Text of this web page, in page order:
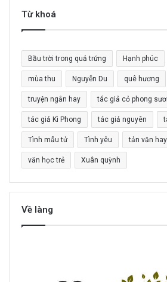
Từ khoá
Bầu trời trong quả trứng Hạnh phúc
mùa thu Nguyễn Du quê hương
truyện ngắn hay tác giả cỏ phong
tác giả Kì Phong tác giả nguyên
Tình mẫu tử Tình yêu tản văn hay
văn học trẻ Xuân quỳnh
Về làng